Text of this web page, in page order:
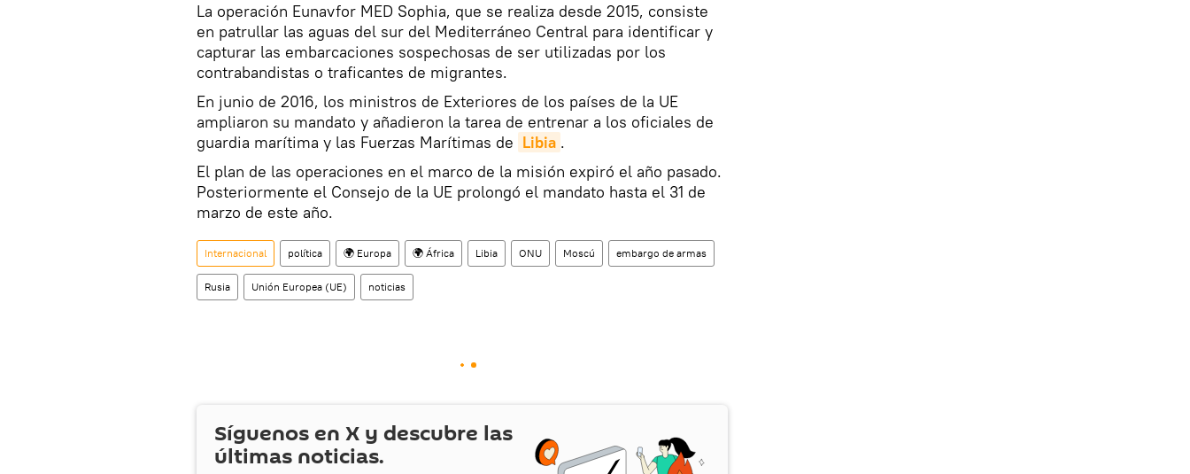
La operación Eunavfor MED Sophia, que se realiza desde 2015, consiste
en patrullar las aguas del sur del Mediterráneo Central para identificar y
capturar las embarcaciones sospechosas de ser utilizadas por los
contrabandistas o traficantes de migrantes.
En junio de 2016, los ministros de Exteriores de los países de la UE
ampliaron su mandato y añadieron la tarea de entrenar a los oficiales de
guardia marítima y las Fuerzas Marítimas de Libia .
El plan de las operaciones en el marco de la misión expiró el año pasado.
Posteriormente el Consejo de la UE prolongó el mandato hasta el 31 de
marzo de este año.
Internacional política 🌍 Europa 🌍 África Libia ONU Moscú embargo de armas
Rusia Unión Europea (UE) noticias
Síguenos en X y descubre las
últimas noticias.